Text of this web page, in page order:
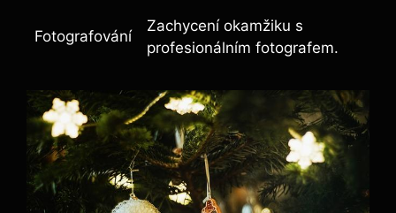
Fotografování
Zachycení okamžiku s
profesionálním fotografem.